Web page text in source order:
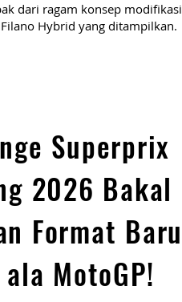
dari ragam konsep modifikasi
Hybrid yang ditampilkan.
Superprix
2026 Bakal
Format Baru
MotoGP!